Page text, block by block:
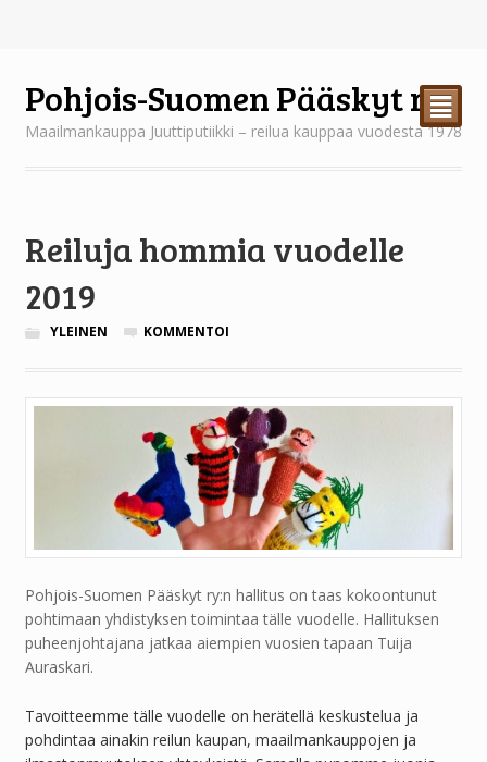
Pohjois-Suomen Pääskyt ry
Maailmankauppa Juuttiputiikki – reilua kauppaa vuodesta 1978
²
Reiluja hommia vuodelle
2019
YLEINEN KOMMENTOI
Pohjois-Suomen Pääskyt ry:n hallitus on taas kokoontunut
pohtimaan yhdistyksen toimintaa tälle vuodelle. Hallituksen
puheenjohtajana jatkaa aiempien vuosien tapaan Tuija
Auraskari.
Tavoitteemme tälle vuodelle on herätellä keskustelua ja
pohdintaa ainakin reilun kaupan, maailmankauppojen ja